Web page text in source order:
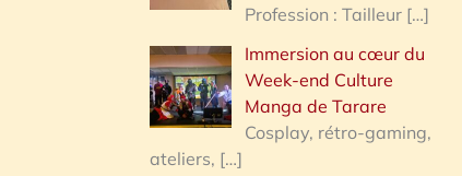
:
Profession : Tailleur […]
Immersion au cœur du
Week-end Culture
Manga de Tarare
Cosplay, rétro-gaming,
ateliers, […]